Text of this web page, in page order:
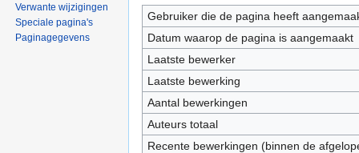
Gebruiker die de pagina heeft
Datum waarop de pagina is aangemaakt
Laatste bewerker
Laatste bewerking
Aantal bewerkingen
Auteurs totaal
Recente bewerkingen (binnen de
Verwante wijzigingen
Speciale pagina's
Paginagegevens